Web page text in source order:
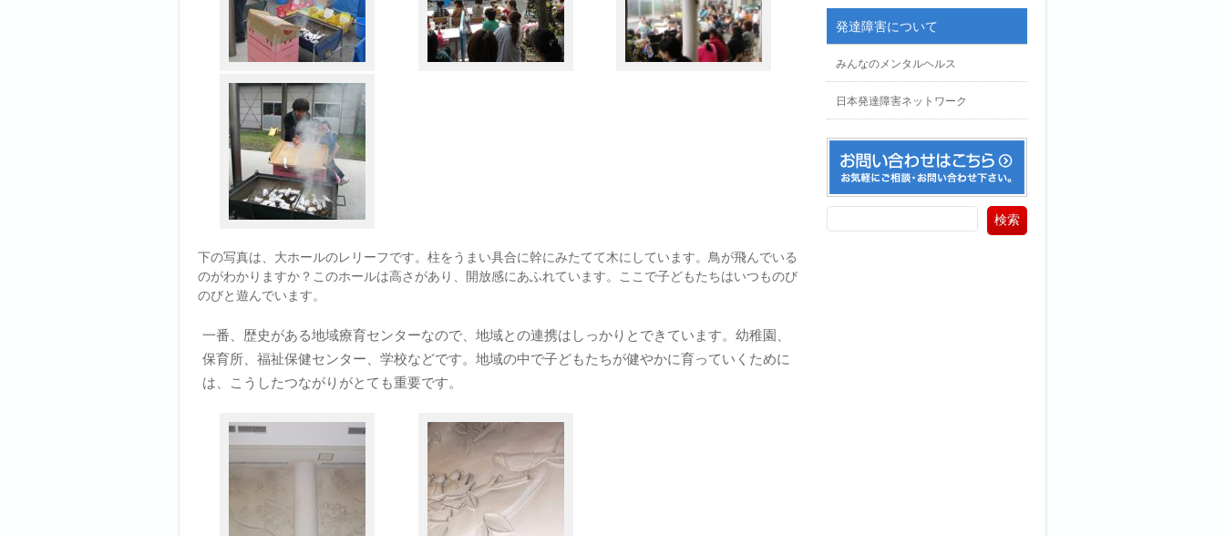
下の写真は、大ホールのレリーフです。柱をうまい具合に幹にみたてて木にしています。鳥が飛んでいる
のがわかりますか？このホールは高さがあり、開放感にあふれています。ここで子どもたちはいつものび
のびと遊んでいます。
一番、歴史がある地域療育センターなので、地域との連携はしっかりとできています。幼稚園、
保育所、福祉保健センター、学校などです。地域の中で子どもたちが健やかに育っていくために
は、こうしたつながりがとても重要です。
発達障害について
みんなのメンタルヘルス
日本発達障害ネットワーク